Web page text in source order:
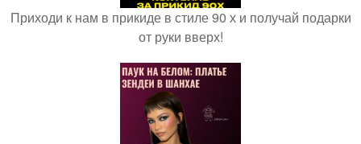
Приходи к нам в прикиде в стиле 90 х и получай подарки
от руки вверх!